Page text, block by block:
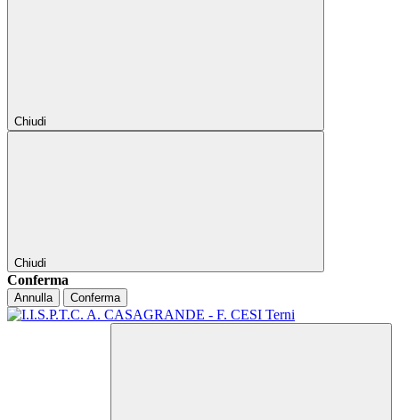
Chiudi
Chiudi
Conferma
Annulla Conferma